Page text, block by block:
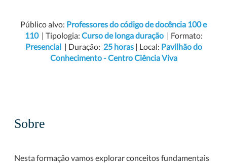
Público alvo: Professores do código de docência 100 e
110 | Tipologia: Curso de longa duração | Formato:
Presencial | Duração: 25 horas | Local: Pavilhão do
Conhecimento - Centro Ciência Viva
Sobre
Nesta formação vamos explorar conceitos fundamentais